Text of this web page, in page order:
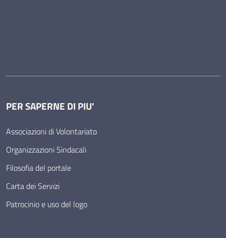
PER SAPERNE DI PIU'
Associazioni di Volontariato
Organizzazioni Sindacali
Filosofia del portale
Carta dei Servizi
Patrocinio e uso del logo